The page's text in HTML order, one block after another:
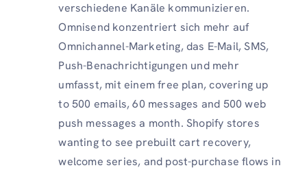
verschiedene Kanäle kommunizieren.
Omnisend konzentriert sich mehr auf
Omnichannel-Marketing, das E-Mail, SMS,
Push-Benachrichtigungen und mehr
umfasst, mit einem free plan, covering up
to 500 emails, 60 messages and 500 web
push messages a month. Shopify stores
wanting to see prebuilt cart recovery,
welcome series, and post-purchase flows in